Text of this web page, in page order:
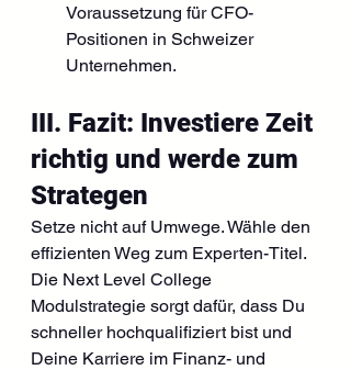
Voraussetzung für CFO-
Positionen in Schweizer
Unternehmen.
III. Fazit: Investiere Zeit
richtig und werde zum
Strategen
Setze nicht auf Umwege. Wähle den
effizienten Weg zum Experten-Titel.
Die Next Level College
Modulstrategie sorgt dafür, dass Du
schneller hochqualifiziert bist und
Deine Karriere im Finanz- und